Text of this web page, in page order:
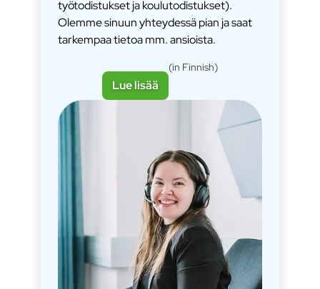
työtodistukset ja koulutodistukset).
Olemme sinuun yhteydessä pian ja saat
tarkempaa tietoa mm. ansioista.
Lue lisää
(in Finnish)